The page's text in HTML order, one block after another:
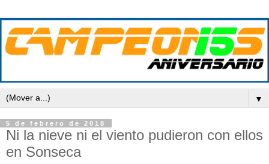
▼
5 de febrero de 2018
Ni la nieve ni el viento pudieron con ellos
en Sonseca